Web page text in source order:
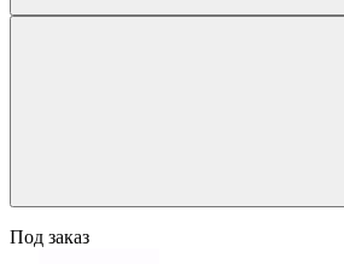
Под заказ